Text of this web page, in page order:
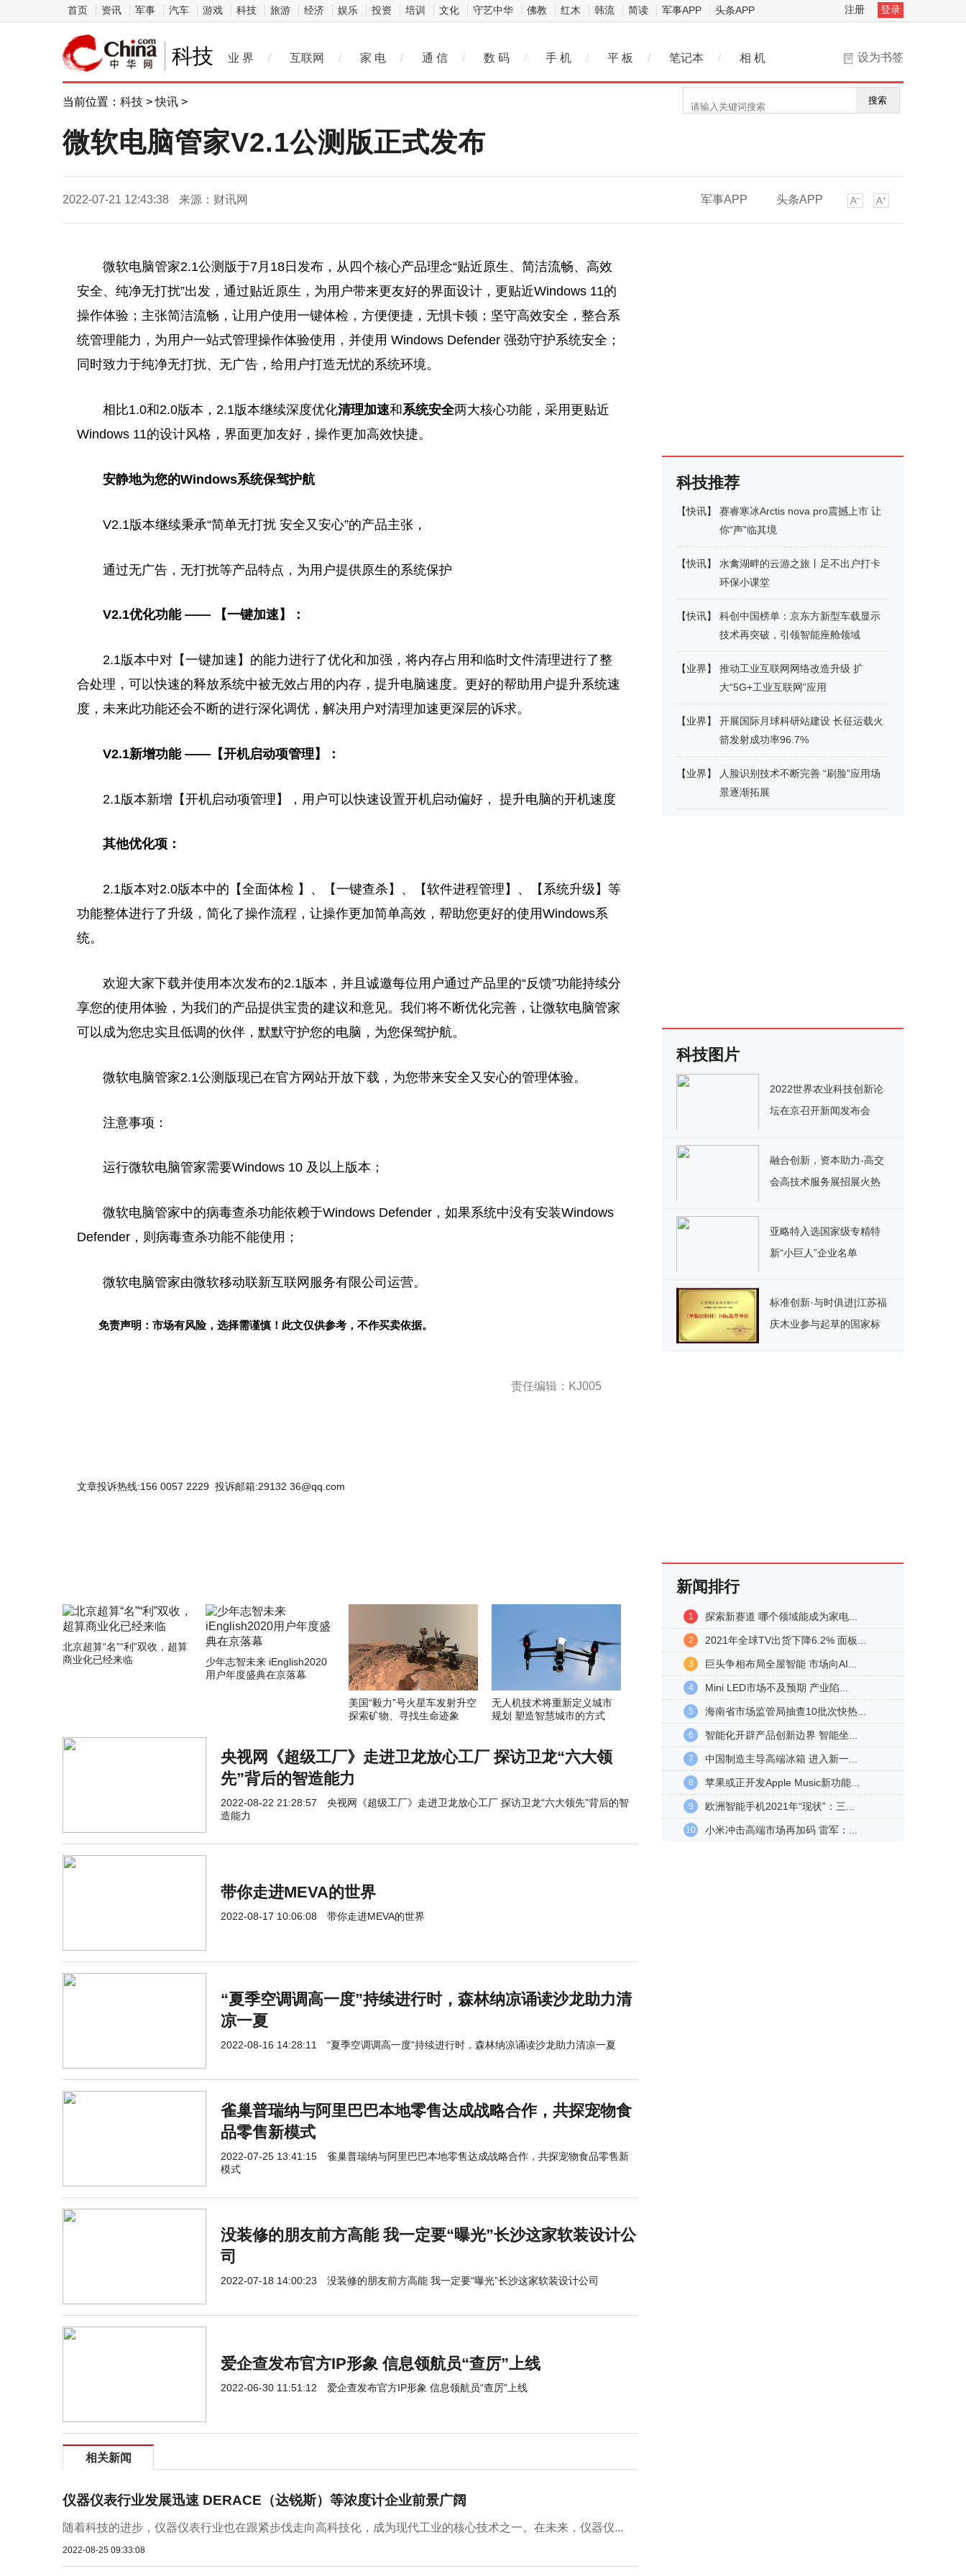
首页 资讯 军事 汽车 游戏 科技 旅游 经济 娱乐 投资 培训 文化 守艺中华 佛教 红木 韩流 简读 军事APP 头条APP 注册 登录
科技 设为书签
业 界 / 互联网 / 家 电 / 通 信 / 数 码 / 手 机 / 平 板 / 笔记本 / 相 机
当前位置： 科技 >快讯 > 搜索
微软电脑管家V2.1公测版正式发布
2022-07-21 12:43:38 来源：财讯网 军事APP 头条APP
微软电脑管家2.1公测版于7月18日发布，从四个核心产品理念“贴近原生、简洁流畅、高效
安全、纯净无打扰”出发，通过贴近原生，为用户带来更友好的界面设计，更贴近Windows 11的
操作体验；主张简洁流畅，让用户使用一键体检，方便便捷，无惧卡顿；坚守高效安全，整合系
统管理能力，为用户一站式管理操作体验使用，并使用 Windows Defender 强劲守护系统安全；
同时致力于纯净无打扰、无广告，给用户打造无忧的系统环境。
相比1.0和2.0版本，2.1版本继续深度优化清理加速和系统安全两大核心功能，采用更贴近
Windows 11的设计风格，界面更加友好，操作更加高效快捷。
安静地为您的Windows系统保驾护航
V2.1版本继续秉承“简单无打扰 安全又安心”的产品主张，
通过无广告，无打扰等产品特点，为用户提供原生的系统保护
V2.1优化功能 —— 【一键加速】：
2.1版本中对【一键加速】的能力进行了优化和加强，将内存占用和临时文件清理进行了整
合处理，可以快速的释放系统中被无效占用的内存，提升电脑速度。更好的帮助用户提升系统速
度，未来此功能还会不断的进行深化调优，解决用户对清理加速更深层的诉求。
V2.1新增功能 ——【开机启动项管理】：
2.1版本新增【开机启动项管理】，用户可以快速设置开机启动偏好， 提升电脑的开机速度
其他优化项：
2.1版本对2.0版本中的【全面体检 】、【一键查杀】、【软件进程管理】、【系统升级】等
功能整体进行了升级 ， 简化了操作流程，让操作更加简单高效，帮助您更好的使用Windows系
统。
欢迎大家下载并使用本次发布的2.1版本，并且诚邀每位用户通过产品里的“反馈”功能持续分
享您的使用体验，为我们的产品提供宝贵的建议和意见。我们将不断优化完善，让微软电脑管家
可以成为您忠实且低调的伙伴，默默守护您的电脑，为您保驾护航。
微软电脑管家2.1公测版现已在官方网站开放下载，为您带来安全又安心的管理体验。
注意事项：
运行微软电脑管家需要Windows 10 及以上版本；
微软电脑管家中的病毒查杀功能依赖于Windows Defender，如果系统中没有安装Windows
Defender，则病毒查杀功能不能使用；
微软电脑管家由微软移动联新互联网服务有限公司运营。
免责声明：市场有风险，选择需谨慎！此文仅供参考，不作买卖依据。
责任编辑：KJ005
文章投诉热线:156 0057 2229 投诉邮箱:29132 36@qq.com
北京超算“名”“利”双收，超算
商业化已经来临
少年志智未来 iEnglish2020
用户年度盛典在京落幕
美国“毅力”号火星车发射升空
探索矿物、寻找生命迹象
无人机技术将重新定义城市
规划 塑造智慧城市的方式
央视网《超级工厂》走进卫龙放心工厂 探访卫龙“六大领
先”背后的智造能力
2022-08-22 21:28:57
央视网《超级工厂》走进卫龙放心工厂 探访卫龙“六大领先”背后的智
造能力
带你走进MEVA的世界
2022-08-17 10:06:08 带你走进MEVA的世界
“夏季空调调高一度”持续进行时，森林纳凉诵读沙龙助力清
凉一夏
2022-08-16 14:28:11 “夏季空调调高一度”持续进行时，森林纳凉诵读沙龙助力清凉一夏
雀巢普瑞纳与阿里巴巴本地零售达成战略合作，共探宠物食
品零售新模式
2022-07-25 13:41:15
雀巢普瑞纳与阿里巴巴本地零售达成战略合作，共探宠物食品零售新
模式
没装修的朋友前方高能 我一定要“曝光”长沙这家软装设计公
司
2022-07-18 14:00:23 没装修的朋友前方高能 我一定要“曝光”长沙这家软装设计公司
爱企查发布官方IP形象 信息领航员“查厉”上线
2022-06-30 11:51:12 爱企查发布官方IP形象 信息领航员“查厉”上线
相关新闻
仪器仪表行业发展迅速 DERACE（达锐斯）等浓度计企业前景广阔
随着科技的进步，仪器仪表行业也在跟紧步伐走向高科技化，成为现代工业的核心技术之一。在未来，仪器仪...
2022-08-25 09:33:08
科技推荐
【快讯】
赛睿寒冰Arctis nova pro震撼上市 让
你“声”临其境
【快讯】
水禽湖畔的云游之旅丨足不出户打卡
环保小课堂
【快讯】
科创中国榜单：京东方新型车载显示
技术再突破，引领智能座舱领域
【业界】
推动工业互联网网络改造升级 扩
大“5G+工业互联网”应用
【业界】
开展国际月球科研站建设 长征运载火
箭发射成功率96.7%
【业界】
人脸识别技术不断完善 “刷脸”应用场
景逐渐拓展
科技图片
2022世界农业科技创新论
坛在京召开新闻发布会
融合创新，资本助力-高交
会高技术服务展招展火热
亚略特入选国家级专精特
新“小巨人”企业名单
标准创新·与时俱进|江苏福
庆木业参与起草的国家标
新闻排行
1 探索新赛道 哪个领域能成为家电...
2 2021年全球TV出货下降6.2% 面板...
3 巨头争相布局全屋智能 市场向AI...
4 Mini LED市场不及预期 产业陷...
5 海南省市场监管局抽查10批次快热...
6 智能化开辟产品创新边界 智能坐...
7 中国制造主导高端冰箱 进入新一...
8 苹果或正开发Apple Music新功能...
9 欧洲智能手机2021年“现状”：三...
10 小米冲击高端市场再加码 雷军：...